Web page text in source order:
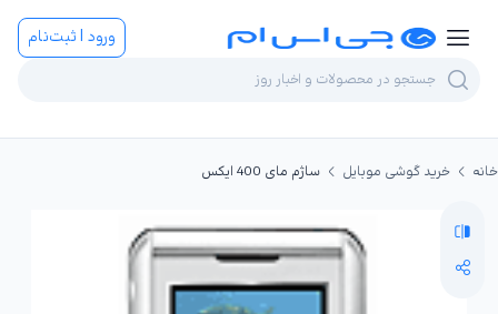
ورود | ثبت‌نام
خانه خرید گوشی موبایل ساژم مای 400 ایکس